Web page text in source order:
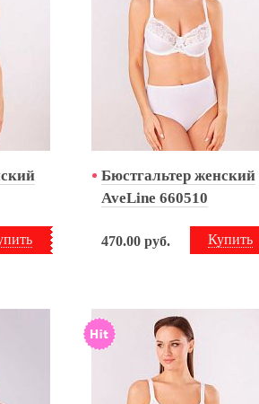
Бюстгальтер женский
AveLine 660510
Купить
470.00 руб.